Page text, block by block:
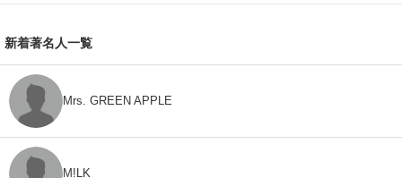
新着著名人一覧
Mrs. GREEN APPLE
M!LK